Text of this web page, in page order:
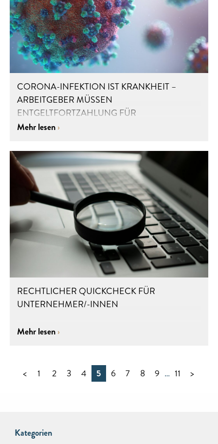
CORONA-INFEKTION IST KRANKHEIT –
ARBEITGEBER MÜSSEN
ENTGELTFORTZAHLUNG FÜR
QUARANTÄNEZEITRÄUME LEISTEN
Mehr lesen
RECHTLICHER QUICKCHECK FÜR
UNTERNEHMER/-INNEN
Mehr lesen
< 1 2 3 4 5 6 7 8 9 … 11 >
Kategorien